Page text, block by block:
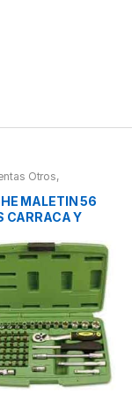
Otros,
De Mano,
Herramientas,
Compresímetros,
MALETIN 56
CARRACA Y